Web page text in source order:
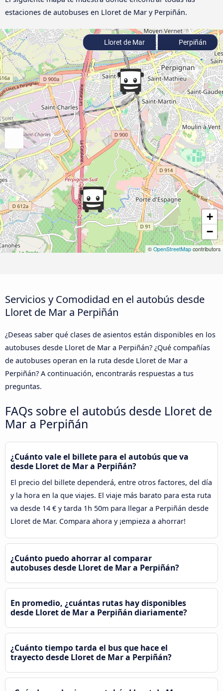
estaciones de autobuses en Lloret de Mar y Perpiñán.
+
−
© OpenStreetMap contributors
Lloret de Mar Perpiñán
Servicios y Comodidad en el autobús desde
Lloret de Mar a Perpiñán
¿Deseas saber qué clases de asientos están disponibles en los
autobuses desde Lloret de Mar a Perpiñán? ¿Qué compañías
de autobuses operan en la ruta desde Lloret de Mar a
Perpiñán? A continuación, encontrarás respuestas a tus
preguntas.
FAQs sobre el autobús desde Lloret de
Mar a Perpiñán
¿Cuánto vale el billete para el autobús que va
desde Lloret de Mar a Perpiñán?
El precio del billete dependerá, entre otros factores, del día
y la hora en la que viajes. El viaje más barato para esta ruta
va desde 14 € y tarda 1h 50m para llegar a Perpiñán desde
Lloret de Mar. Compara ahora y ¡empieza a ahorrar!
¿Cuánto puedo ahorrar al comparar
autobuses desde Lloret de Mar a Perpiñán?
En promedio, ¿cuántas rutas hay disponibles
desde Lloret de Mar a Perpiñán diariamente?
¿Cuánto tiempo tarda el bus que hace el
trayecto desde Lloret de Mar a Perpiñán?